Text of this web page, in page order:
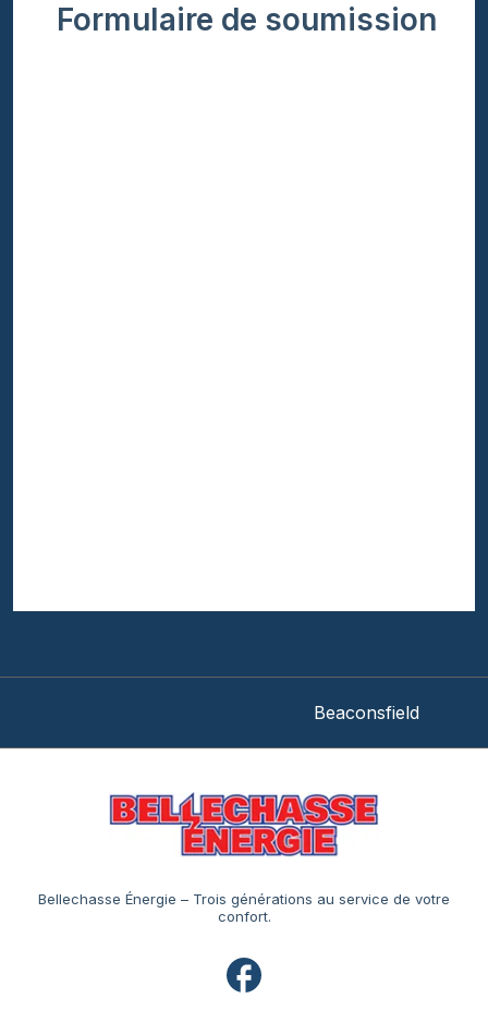
Formulaire de soumission
Bellechasse Énergie – Trois générations au service de votre
confort.